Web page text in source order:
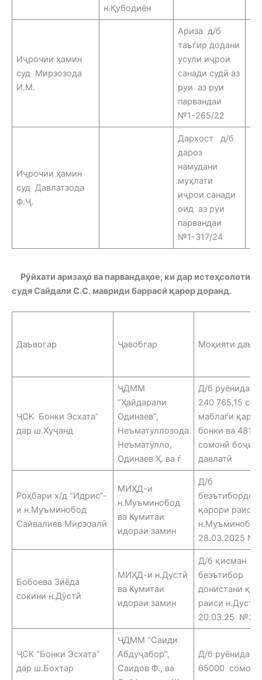
н.Қубодиён
Иҷрочии ҳамин
суд Мирзозода
И.М.
Ариза д/б
таъѓир додани
усули иҷрои
санади судӣ аз
руи аз руи
парвандаи
№1-265/22
Иҷрочии ҳамин
суд Давлатзода
Ф.Ҷ.
Дархост д/б
дароз
намудани
муҳлати
иҷрои санади
оид аз руи
парвандаи
№1-317/24
Рӯйхати аризаҳо ва парвандаҳое, ки дар истеҳсолоти
судя Сайдали С.С. мавриди баррасӣ қарор доранд.
Даъвогар Ҷавобгар Моҳияти
ҶСК Бонки Эсхата”
дар ш.Хуҷанд
ҶДММ
“Ҳайдарали
Одинаев”,
Неъматуллозода
Неъматулло,
Одинаев Ҳ. ва ѓ
Д/б руёнидани
240 765,15
маблаѓи қарзи
бонки ва
сомонӣ боҷи
давлатӣ
Роҳбари х/д “Идрис”-
и н.Муъминобод
Сайвалиев Мирзоалӣ
МИҲД-и
н.Муъминобод
ва Кумитаи
идораи замин
Д/б
қарори раиси
28.03.2025
Бобоева Зиёда
сокини н.Дӯстӣ
МИҲД-и н.Дустӣ
ва Кумитаи
идораи замин
Д/б қисман
беэътибор
донистани
раиси н.Дустӣ
20.03.25
ҶСК “Бонки Эсхата”
дар ш.Бохтар
ҶДММ “Саиди
Абдуҷабор”,
Саидов Ф., ва
Д/б руёнидани
65000 сомонӣ